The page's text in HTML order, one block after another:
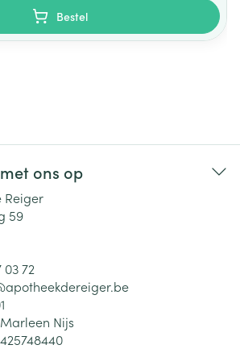
Bestel
ons op
Reiger
59
03 72
apotheekdereiger.be
Marleen Nijs